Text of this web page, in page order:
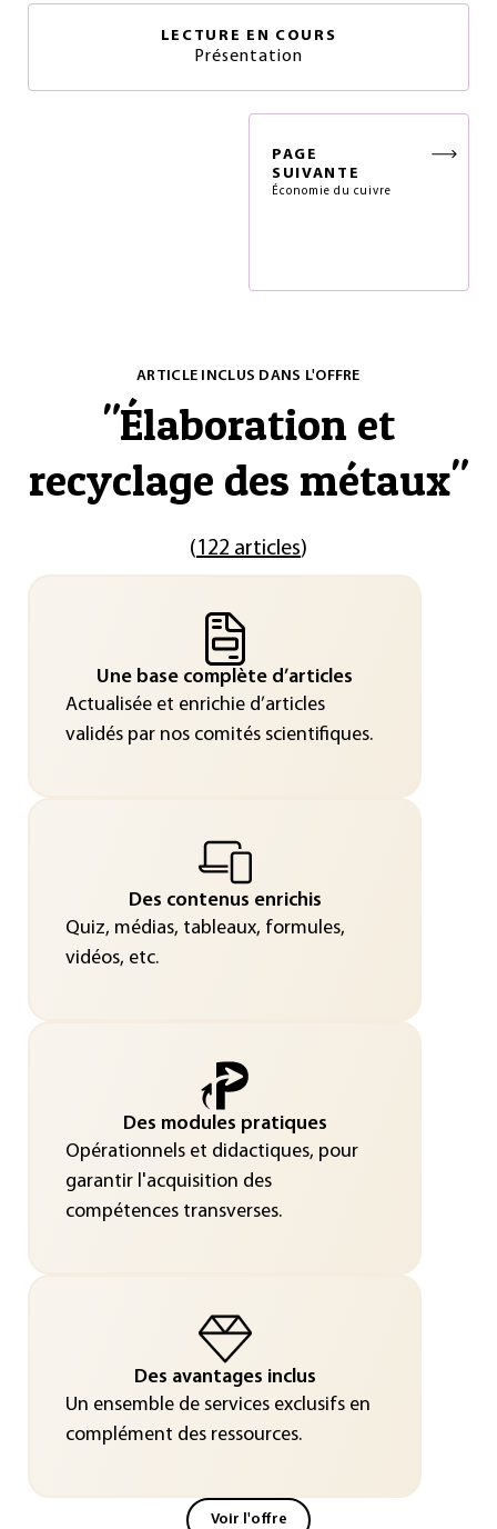
LECTURE EN COURS
Présentation
PAGE
SUIVANTE
Économie du cuivre
ARTICLE INCLUS DANS L'OFFRE
"Élaboration et
recyclage des métaux"
(122 articles)
Une base complète d’articles
Actualisée et enrichie d’articles
validés par nos comités scientifiques.
Des contenus enrichis
Quiz, médias, tableaux, formules,
vidéos, etc.
Des modules pratiques
Opérationnels et didactiques, pour
garantir l'acquisition des
compétences transverses.
Des avantages inclus
Un ensemble de services exclusifs en
complément des ressources.
Voir l'offre